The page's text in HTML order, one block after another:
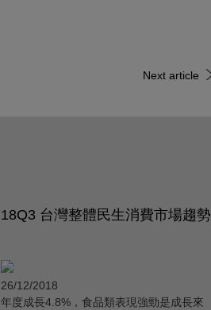
Next article
18Q3 台灣整體民生消費市場趨勢
26/12/2018
年度成長4.8%，食品類表現強勁是成長來